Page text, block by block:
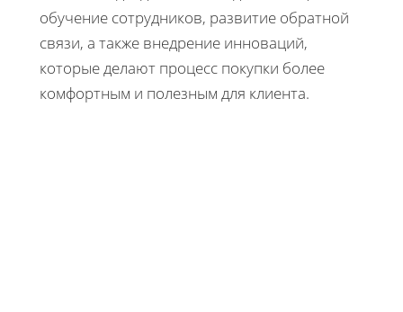
обучение сотрудников, развитие обратной
связи, а также внедрение инноваций,
которые делают процесс покупки более
комфортным и полезным для клиента.